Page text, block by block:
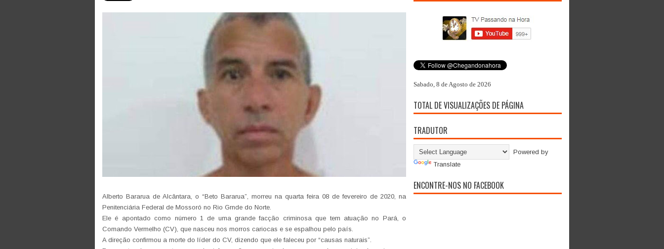
Alberto Bararua de Alcântara, o “Beto Bararua”, morreu na quarta feira 08 de fevereiro de 2020, na
Penitenciária Federal de Mossoró no Rio Grnde do Norte.
Ele é apontado como número 1 de uma grande facção criminosa que tem atuação no Pará, o
Comando Vermelho (CV), que nasceu nos morros cariocas e se espalhou pelo país.
A direção confirmou a morte do líder do CV, dizendo que ele faleceu por “causas naturais”.
Sabado, 8 de Agosto de 2026
TOTAL DE VISUALIZAÇÕES DE PÁGINA
TRADUTOR
Powered by
Translate
ENCONTRE-NOS NO FACEBOOK